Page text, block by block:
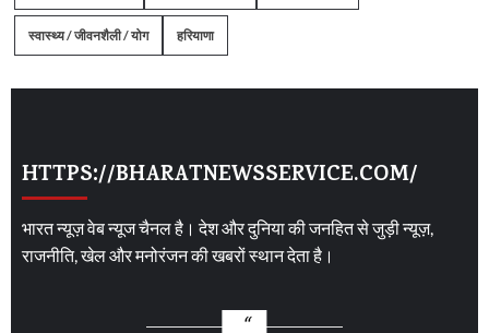
स्वास्थ्य / जीवनशैली / योग हरियाणा
HTTPS://BHARATNEWSSERVICE.COM/
भारत न्यूज़ वेब न्यूज चैनल है। देश और दुनिया की जनहित से जुड़ी न्यूज़,
राजनीति, खेल और मनोरंजन की खबरों स्थान देता है।